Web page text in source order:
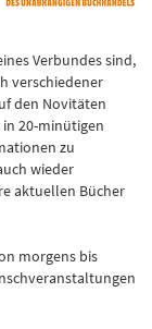
Verbundes sind,
verschiedener
den Novitäten
in 20-minütigen
zu
wieder
aktuellen Bücher
morgens bis